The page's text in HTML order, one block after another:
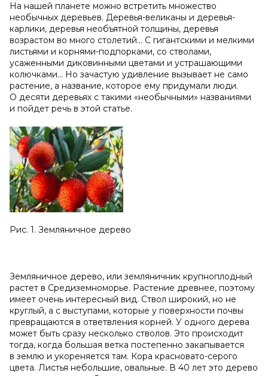
На нашей планете можно встретить множество
необычных деревьев. Деревья-великаны и деревья-
карлики, деревья необъятной толщины, деревья
возрастом во много столетий... С гигантскими и мелкими
листьями и корнями-подпорками, со стволами,
усаженными диковинными цветами и устрашающими
колючками... Но зачастую удивление вызывает не само
растение, а название, которое ему придумали люди.
О десяти деревьях с такими «необычными» названиями
и пойдет речь в этой статье.
Рис. 1. Земляничное дерево
Земляничное дерево, или земляничник крупноплодный
растет в Средиземноморье. Растение древнее, поэтому
имеет очень интересный вид. Ствол широкий, но не
круглый, а с выступами, которые у поверхности почвы
превращаются в ответвления корней. У одного дерева
может быть сразу несколько стволов. Это происходит
тогда, когда большая ветка постепенно закапывается
в землю и укореняется там. Кора красновато-серого
цвета. Листья небольшие, овальные. В 40 лет это дерево